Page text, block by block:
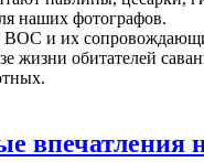
наших фотографов.
и их
жизни обитателей
впечатления